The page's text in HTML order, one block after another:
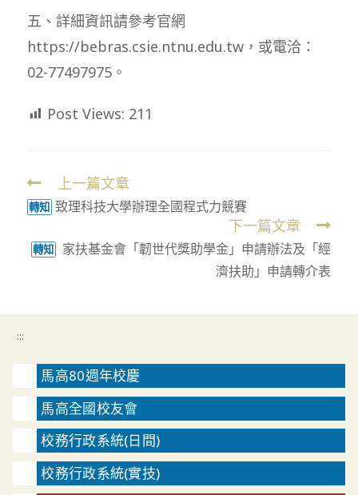
五、詳細資訊請參考官網
https://bebras.csie.ntnu.edu.tw，或電洽：
02-77497975。
Post Views: 211
Read
more
上一篇文章
轉知 致理科技大學辦理全國程式力競賽
下一篇文章
轉知
家扶基金會「韌世代獎助學金」申請辦法及「經
濟扶助」申請轉介表
:::
馬高80週年校慶
馬高全國校友會
校務行政系統(日間)
校務行政系統(實技)